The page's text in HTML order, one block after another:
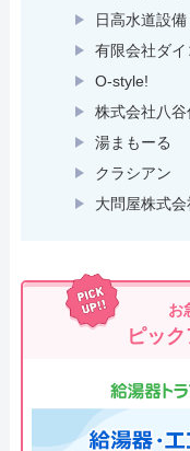
日高水道設備
有限会社ダイ
O-style!
株式会社八
湯まもーる
クラシアン
大問屋株式会
お
ピッ